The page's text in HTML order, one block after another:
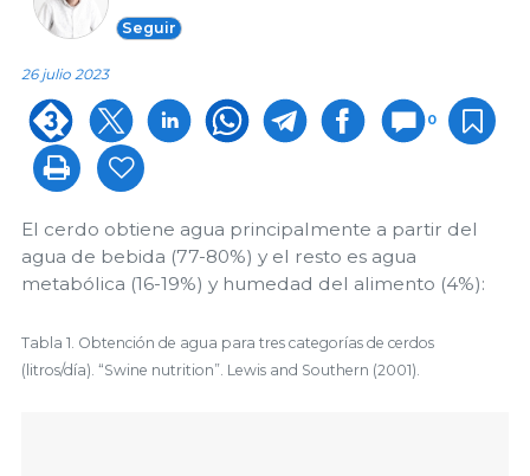
Seguir
26 julio 2023
0
El cerdo obtiene agua principalmente a partir del
agua de bebida (77-80%) y el resto es agua
metabólica (16-19%) y humedad del alimento (4%):
Tabla 1. Obtención de agua para tres categorías de cerdos
(litros/día). “Swine nutrition”. Lewis and Southern (2001).